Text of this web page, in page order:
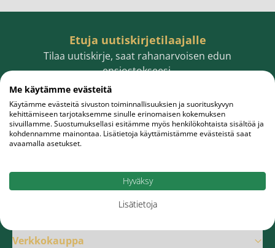
Etuja uutiskirjetilaajalle
Tilaa uutiskirje, saat rahanarvoisen edun
ensiostokseesi.
Sähköpostiosoite
Tilaa
Verkkokauppa
Me käytämme evästeitä
Käytämme evästeitä sivuston toiminnallisuuksien ja suorituskyvyn
kehittämiseen tarjotaksemme sinulle erinomaisen kokemuksen
sivuillamme. Suostumuksellasi esitämme myös henkilökohtaista sisältöä ja
kohdennamme mainontaa. Lisätietoja käyttämistämme evästeistä saat
avaamalla asetukset.
Hyväksy
Lisätietoja